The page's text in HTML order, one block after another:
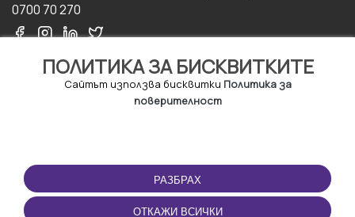
ПОЛИТИКА ЗА БИСКВИТКИТЕ
Сайтът използва бисквитки Политика за
поверителност
РАЗБРАХ
ОТКАЖИ ВСИЧКИ
0700 70 270
ПОЛЗВАНЕ
Правила и условия за
ползване
ПРИЛОЖЕНИЕТО